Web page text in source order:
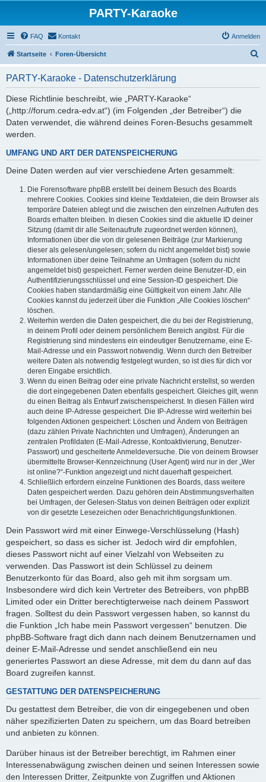
PARTY-Karaoke
FAQ Kontakt Anmelden
Startseite Foren-Übersicht
PARTY-Karaoke - Datenschutzerklärung
Diese Richtlinie beschreibt, wie „PARTY-Karaoke“
(„http://forum.cedra-edv.at“) (im Folgenden „der Betreiber“) die
Daten verwendet, die während deines Foren-Besuchs gesammelt
werden.
UMFANG UND ART DER DATENSPEICHERUNG
Deine Daten werden auf vier verschiedene Arten gesammelt:
Die Forensoftware phpBB erstellt bei deinem Besuch des Boards
mehrere Cookies. Cookies sind kleine Textdateien, die dein Browser als
temporäre Dateien ablegt und die zwischen den einzelnen Aufrufen des
Boards erhalten bleiben. In diesen Cookies sind die aktuelle ID deiner
Sitzung (damit dir alle Seitenaufrufe zugeordnet werden können),
Informationen über die von dir gelesenen Beiträge (zur Markierung
dieser als gelesen/ungelesen; sofern du nicht angemeldet bist) sowie
Informationen über deine Teilnahme an Umfragen (sofern du nicht
angemeldet bist) gespeichert. Ferner werden deine Benutzer-ID, ein
Authentifizierungsschlüssel und eine Session-ID gespeichert. Die
Cookies haben standardmäßig eine Gültigkeit von einem Jahr. Alle
Cookies kannst du jederzeit über die Funktion „Alle Cookies löschen“
löschen.
Weiterhin werden die Daten gespeichert, die du bei der Registrierung,
in deinem Profil oder deinem persönlichem Bereich angibst. Für die
Registrierung sind mindestens ein eindeutiger Benutzername, eine E-
Mail-Adresse und ein Passwort notwendig. Wenn durch den Betreiber
weitere Daten als notwendig festgelegt wurden, so ist dies für dich vor
deren Eingabe ersichtlich.
Wenn du einen Beitrag oder eine private Nachricht erstellst, so werden
die dort eingegebenen Daten ebenfalls gespeichert. Gleiches gilt, wenn
du einen Beitrag als Entwurf zwischenspeicherst. In diesen Fällen wird
auch deine IP-Adresse gespeichert. Die IP-Adresse wird weiterhin bei
folgenden Aktionen gespeichert: Löschen und Ändern von Beiträgen
(dazu zählen Private Nachrichten und Umfragen), Änderungen an
zentralen Profildaten (E-Mail-Adresse, Kontoaktivierung, Benutzer-
Passwort) und gescheiterte Anmeldeversuche. Die von deinem Browser
übermittelte Browser-Kennzeichnung (User Agent) wird nur in der „Wer
ist online?“-Funktion angezeigt und nicht dauerhaft gespeichert.
Schließlich erfordern einzelne Funktionen des Boards, dass weitere
Daten gespeichert werden. Dazu gehören dein Abstimmungsverhalten
bei Umfragen, der Gelesen-Status von deinen Beiträgen oder explizit
von dir gesetzte Lesezeichen oder Benachrichtigungsfunktionen.
Dein Passwort wird mit einer Einwege-Verschlüsselung (Hash)
gespeichert, so dass es sicher ist. Jedoch wird dir empfohlen,
dieses Passwort nicht auf einer Vielzahl von Webseiten zu
verwenden. Das Passwort ist dein Schlüssel zu deinem
Benutzerkonto für das Board, also geh mit ihm sorgsam um.
Insbesondere wird dich kein Vertreter des Betreibers, von phpBB
Limited oder ein Dritter berechtigterweise nach deinem Passwort
fragen. Solltest du dein Passwort vergessen haben, so kannst du
die Funktion „Ich habe mein Passwort vergessen“ benutzen. Die
phpBB-Software fragt dich dann nach deinem Benutzernamen und
deiner E-Mail-Adresse und sendet anschließend ein neu
generiertes Passwort an diese Adresse, mit dem du dann auf das
Board zugreifen kannst.
GESTATTUNG DER DATENSPEICHERUNG
Du gestattest dem Betreiber, die von dir eingegebenen und oben
näher spezifizierten Daten zu speichern, um das Board betreiben
und anbieten zu können.
Darüber hinaus ist der Betreiber berechtigt, im Rahmen einer
Interessenabwägung zwischen deinen und seinen Interessen sowie
den Interessen Dritter, Zeitpunkte von Zugriffen und Aktionen